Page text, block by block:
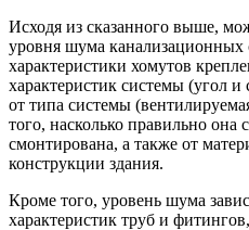
Исходя из сказанного выше,
уровня шума канализационных
характеристики хомутов
характеристик системы (угол
от типа системы
того, насколько правильно она
смонтирована, а также от
конструкции здания.
Кроме того, уровень шума
характеристик труб и